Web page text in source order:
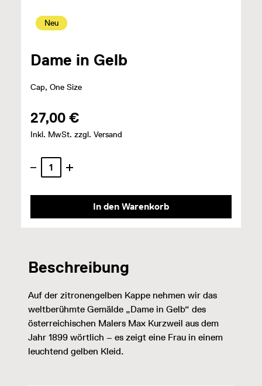
Neu
Dame in Gelb
Cap, One Size
27,00 €
Inkl. MwSt. zzgl. Versand
In den Warenkorb
Beschreibung
Auf der zitronengelben Kappe nehmen wir das
weltberühmte Gemälde „Dame in Gelb“ des
österreichischen Malers Max Kurzweil aus dem
Jahr 1899 wörtlich – es zeigt eine Frau in einem
leuchtend gelben Kleid.